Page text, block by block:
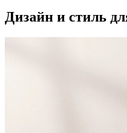
Дизайн и стиль